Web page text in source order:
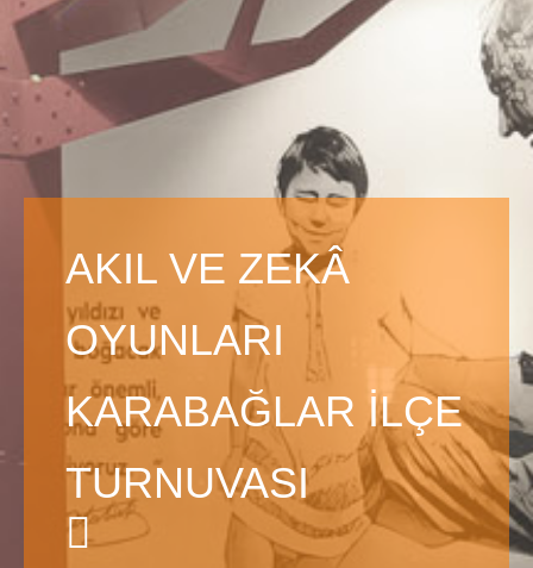
AKIL VE ZEKÂ
OYUNLARI
KARABAĞLAR İLÇE
TURNUVASI